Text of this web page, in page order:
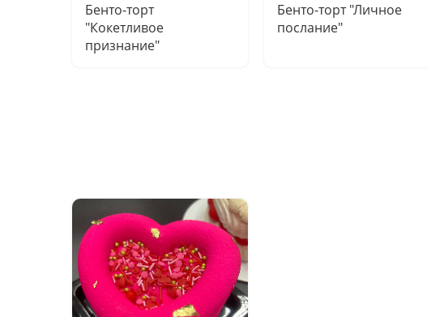
Бенто-торт
"Кокетливое
признание"
Бенто-торт "Личное
послание"